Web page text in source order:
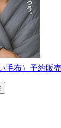
毛布）予約販